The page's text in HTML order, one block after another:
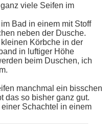
viele Seifen im
Bad in einem mit Stoff
neben der Dusche.
Körbche in der
in luftiger Höhe
beim Duschen, ich
manchmal ein bisschen
das so bisher ganz gut.
Schachtel in einem